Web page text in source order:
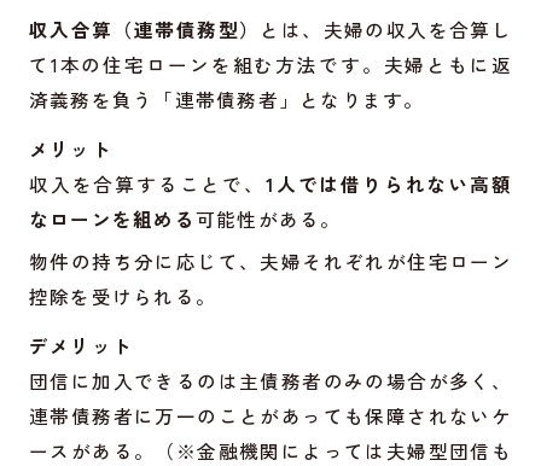
収入合算（連帯債務型）
とは、夫婦の収入を合算し
て1本の住宅ローンを組む方法です。夫婦ともに返
済義務を負う「連帯債務者」となります。
メリット
収入を合算することで、 1人では借りられない高額
なローンを組める可能性がある。
物件の持ち分に応じて、夫婦それぞれが住宅ローン
控除を受けられる。
デメリット
団信に加入できるのは主債務者のみの場合が多く、
連帯債務者に万一のことがあっても保障されないケ
ースがある。（※金融機関によっては夫婦型団信も